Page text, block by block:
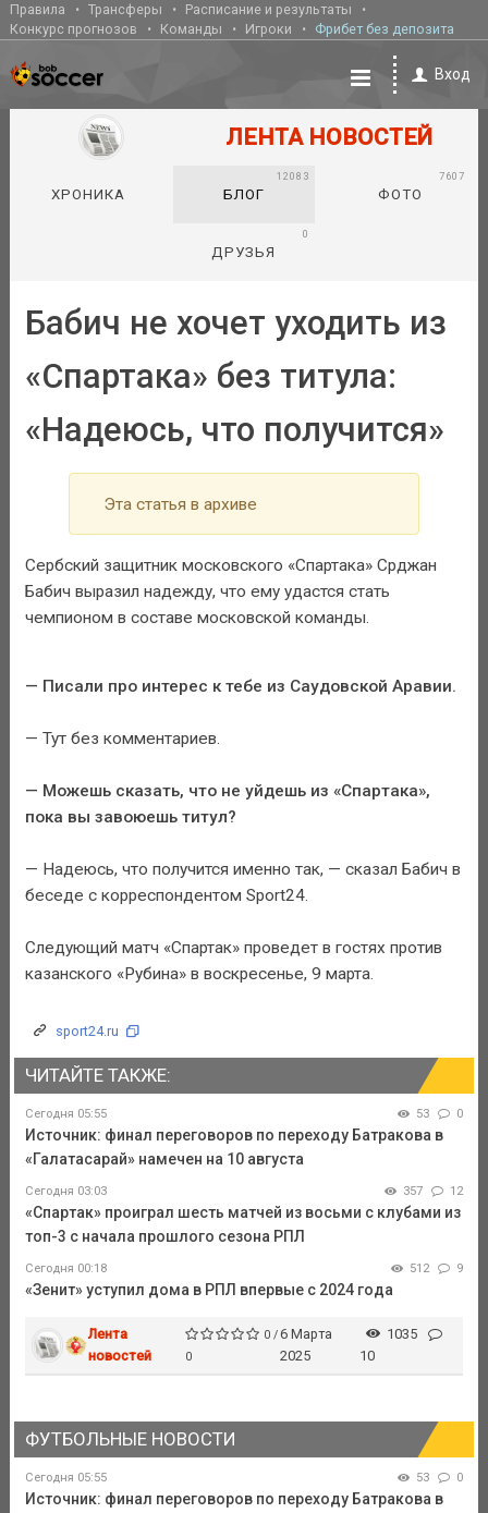
Правила Трансферы
Расписание и результаты
Конкурс прогнозов
Команды Игроки Фрибет без депозита
Вход
ЛЕНТА НОВОСТЕЙ
ХРОНИКА БЛОГ
12083
ФОТО
7607
ДРУЗЬЯ
0
Бабич не хочет уходить из
«Спартака» без титула:
«Надеюсь, что получится»
Эта статья в архиве
Сербский защитник московского «Спартака» Срджан
Бабич выразил надежду, что ему удастся стать
чемпионом в составе московской команды.
— Писали про интерес к тебе из Саудовской Аравии.
— Тут без комментариев.
— Можешь сказать, что не уйдешь из «Спартака»,
пока вы завоюешь титул?
— Надеюсь, что получится именно так, — сказал Бабич в
беседе с корреспондентом Sport24.
Следующий матч «Спартак» проведет в гостях против
казанского «Рубина» в воскресенье, 9 марта.
sport24.ru
ЧИТАЙТЕ ТАКЖЕ:
Сегодня 05:55 53 0
Источник: финал переговоров по переходу Батракова в
«Галатасарай» намечен на 10 августа
Сегодня 03:03 357 12
«Спартак» проиграл шесть матчей из восьми с клубами из
топ-3 с начала прошлого сезона РПЛ
Сегодня 00:18 512 9
«Зенит» уступил дома в РПЛ впервые с 2024 года
Лента
новостей
0 /
0
6 Марта
2025
1035
10
ФУТБОЛЬНЫЕ НОВОСТИ
Сегодня 05:55 53 0
Источник: финал переговоров по переходу Батракова в